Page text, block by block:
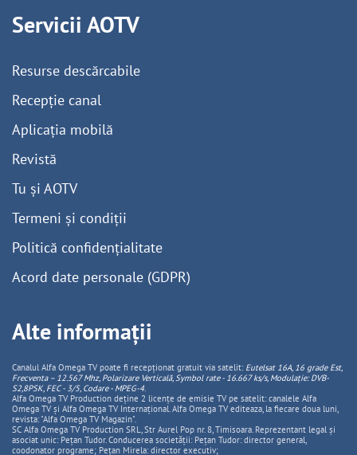
Servicii AOTV
Resurse descărcabile
Recepție canal
Aplicația mobilă
Revistă
Tu și AOTV
Termeni și condiții
Politică confidențialitate
Acord date personale (GDPR)
Alte informații
Canalul Alfa Omega TV poate fi recepționat gratuit via satelit: Eutelsat 16A, 16 grade Est,
Frecventa – 12.567 Mhz, PolarizareVerticală, Symbol rate - 16.667 ks/s, Modulație: DVB-
S2,8PSK, FEC - 3/5, Codare - MPEG-4.
Alfa Omega TV Production deține 2 licențe de emisie TV pe satelit: canalele Alfa
Omega TV și Alfa Omega TV Internațional. Alfa Omega TV editeaza, la fiecare doua luni,
revista: "Alfa Omega TV Magazin".
SC Alfa Omega TV Production SRL, Str Aurel Pop nr. 8, Timisoara. Reprezentant legal și
asociat unic: Pețan Tudor. Conducerea societății: Pețan Tudor: director general,
coodonator programe; Pețan Mirela: director executiv;